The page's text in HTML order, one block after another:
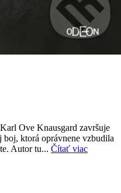
Ove Knausgard završuje
ktorá oprávnene vzbudila
Autor tu... Čítať viac